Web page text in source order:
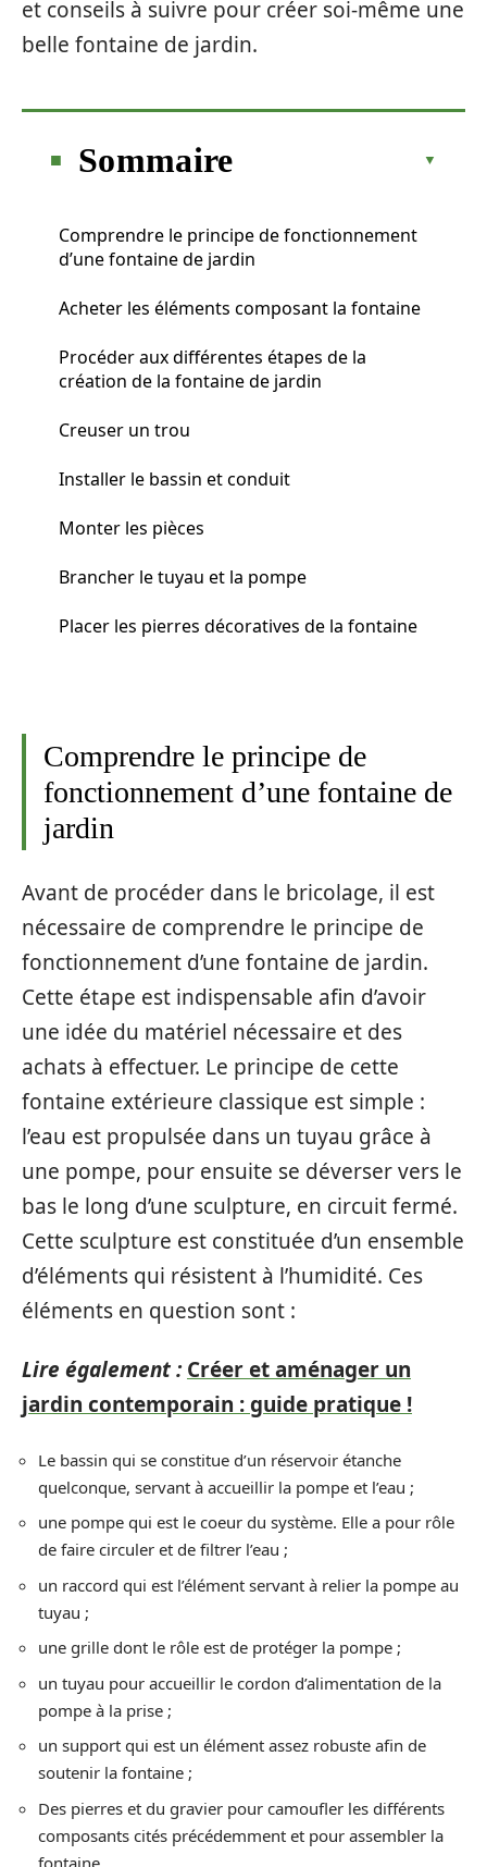
et conseils à suivre pour créer soi-même une
belle fontaine de jardin.
Sommaire
Comprendre le principe de fonctionnement
d’une fontaine de jardin
Acheter les éléments composant la fontaine
Procéder aux différentes étapes de la
création de la fontaine de jardin
Creuser un trou
Installer le bassin et conduit
Monter les pièces
Brancher le tuyau et la pompe
Placer les pierres décoratives de la fontaine
Comprendre le principe de
fonctionnement d’une fontaine de
jardin
Avant de procéder dans le bricolage, il est
nécessaire de comprendre le principe de
fonctionnement d’une fontaine de jardin.
Cette étape est indispensable afin d’avoir
une idée du matériel nécessaire et des
achats à effectuer. Le principe de cette
fontaine extérieure classique est simple :
l’eau est propulsée dans un tuyau grâce à
une pompe, pour ensuite se déverser vers le
bas le long d’une sculpture, en circuit fermé.
Cette sculpture est constituée d’un ensemble
d’éléments qui résistent à l’humidité. Ces
éléments en question sont :
Lire également : Créer et aménager un
jardin contemporain : guide pratique !
Le bassin qui se constitue d’un réservoir étanche
quelconque, servant à accueillir la pompe et l’eau ;
une pompe qui est le coeur du système. Elle a pour rôle
de faire circuler et de filtrer l’eau ;
un raccord qui est l’élément servant à relier la pompe au
tuyau ;
une grille dont le rôle est de protéger la pompe ;
un tuyau pour accueillir le cordon d’alimentation de la
pompe à la prise ;
un support qui est un élément assez robuste afin de
soutenir la fontaine ;
Des pierres et du gravier pour camoufler les différents
composants cités précédemment et pour assembler la
fontaine.